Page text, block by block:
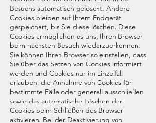
Besuchs automatisch gelöscht. Andere
Cookies bleiben auf Ihrem Endgerät
gespeichert, bis Sie diese löschen. Diese
Cookies ermöglichen es uns, Ihren Browser
beim nächsten Besuch wiederzuerkennen.
Sie können Ihren Browser so einstellen, dass
Sie über das Setzen von Cookies informiert
werden und Cookies nur im Einzelfall
erlauben, die Annahme von Cookies für
bestimmte Fälle oder generell ausschließen
sowie das automatische Löschen der
Cookies beim Schließen des Browser
aktivieren. Bei der Deaktivierung von